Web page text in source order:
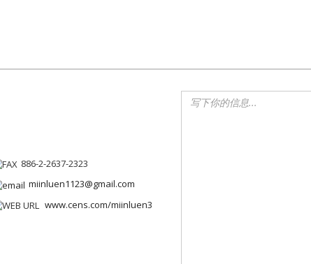
886-2-2637-2323
miinluen1123@gmail.com
www.cens.com/miinluen3